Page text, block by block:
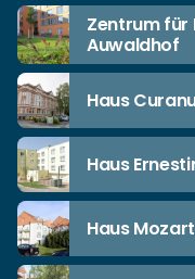
Zentrum für
Auwaldhof
Haus
Haus
Haus